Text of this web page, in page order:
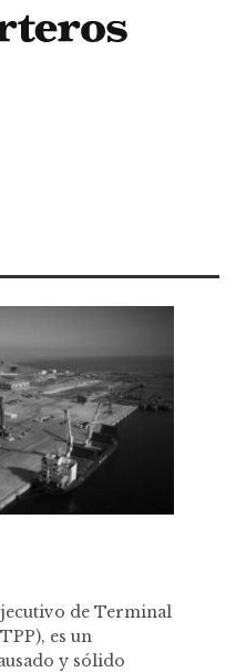
de Terminal
es un
y sólido